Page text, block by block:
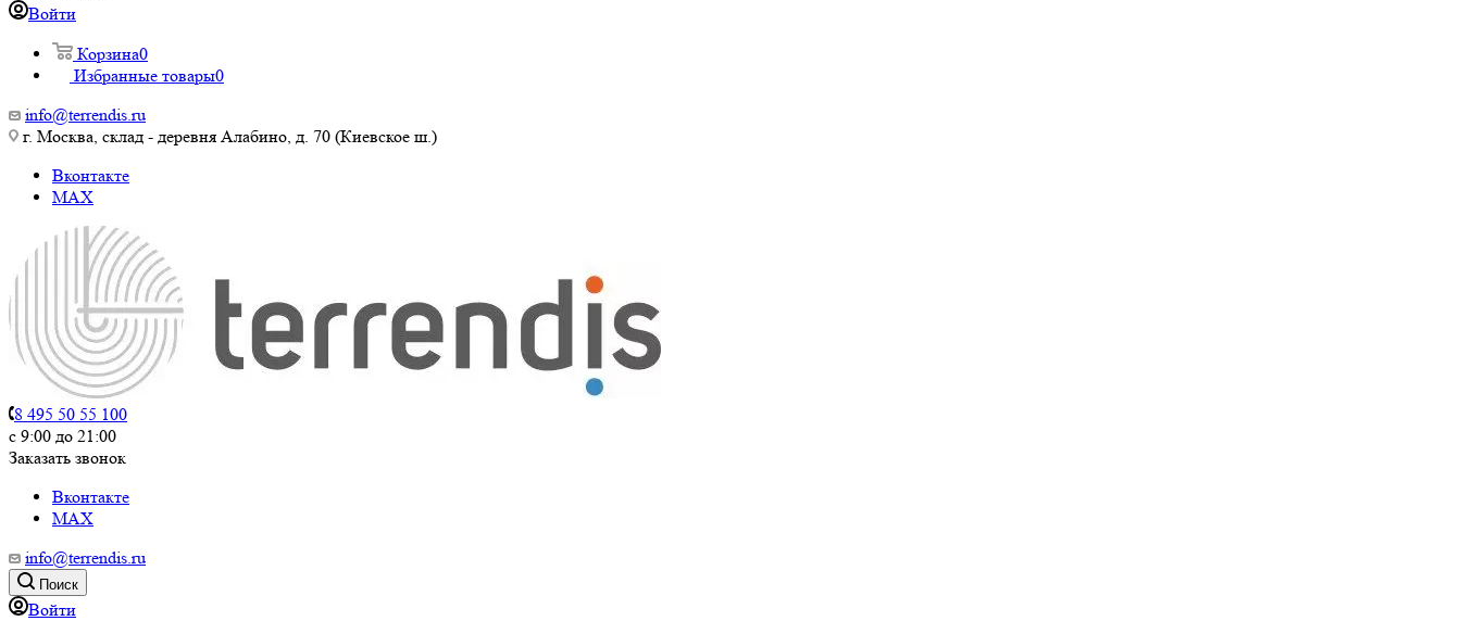
Войти
Корзина0
Избранные товары0
info@terrendis.ru
г. Москва, склад - деревня Алабино, д. 70 (Киевское ш.)
Вконтакте
MAX
8 495 50 55 100
c 9:00 до 21:00
Заказать звонок
Вконтакте
MAX
info@terrendis.ru
Поиск
Войти